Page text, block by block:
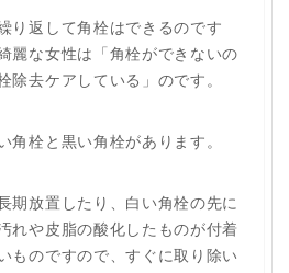
り返して角栓はできるのです
麗な女性は「角栓ができないの
除去ケアしている」のです。
角栓と黒い角栓があります。
期放置したり、白い角栓の先に
れや皮脂の酸化したものが付着
ものですので、すぐに取り除い